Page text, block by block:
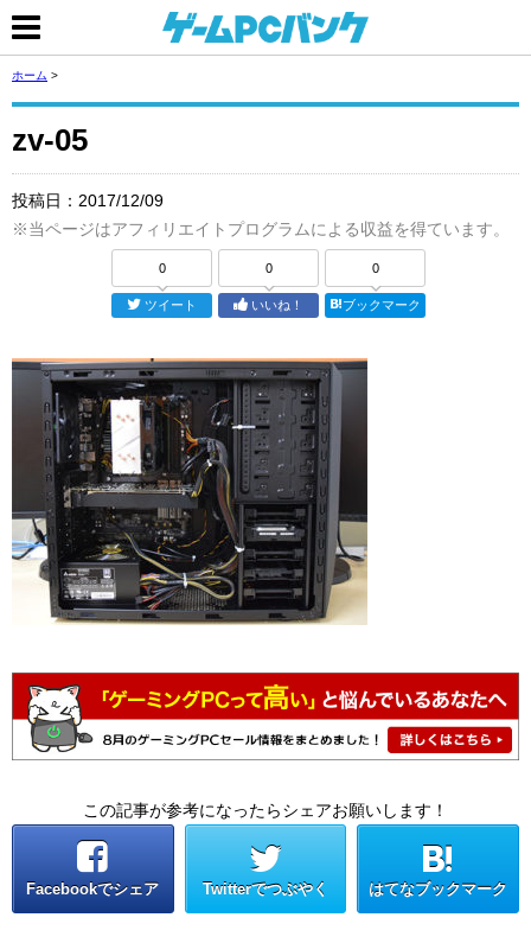
ホーム >
zv-05
投稿日： 2017/12/09
※当ページはアフィリエイトプログラムによる収益を得ています。
0
ツイート
0
いいね！
0
ブックマーク
この記事が参考になったらシェアお願いします！
Facebookでシェア Twitterでつぶやく はてなブックマーク